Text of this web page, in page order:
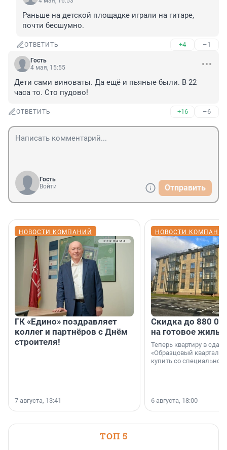
Раньше на детской площадке играли на гитаре,
почти бесшумно.
ОТВЕТИТЬ +4 –1
Гость
4 мая, 15:55
Дети сами виноваты. Да ещё и пьяные были. В 22
часа то. Сто пудово!
ОТВЕТИТЬ +16 –6
Гость
Войти
Отправить
НОВОСТИ КОМПАНИЙ
ГК «Едино» поздравляет
коллег и партнёров с Днём
строителя!
7 августа, 13:41
НОВОСТИ
Скидка до 880
на готовое
Теперь квартиру в
«Образцовый квартал
купить со специальной
6 августа, 18:00
ТОП 5